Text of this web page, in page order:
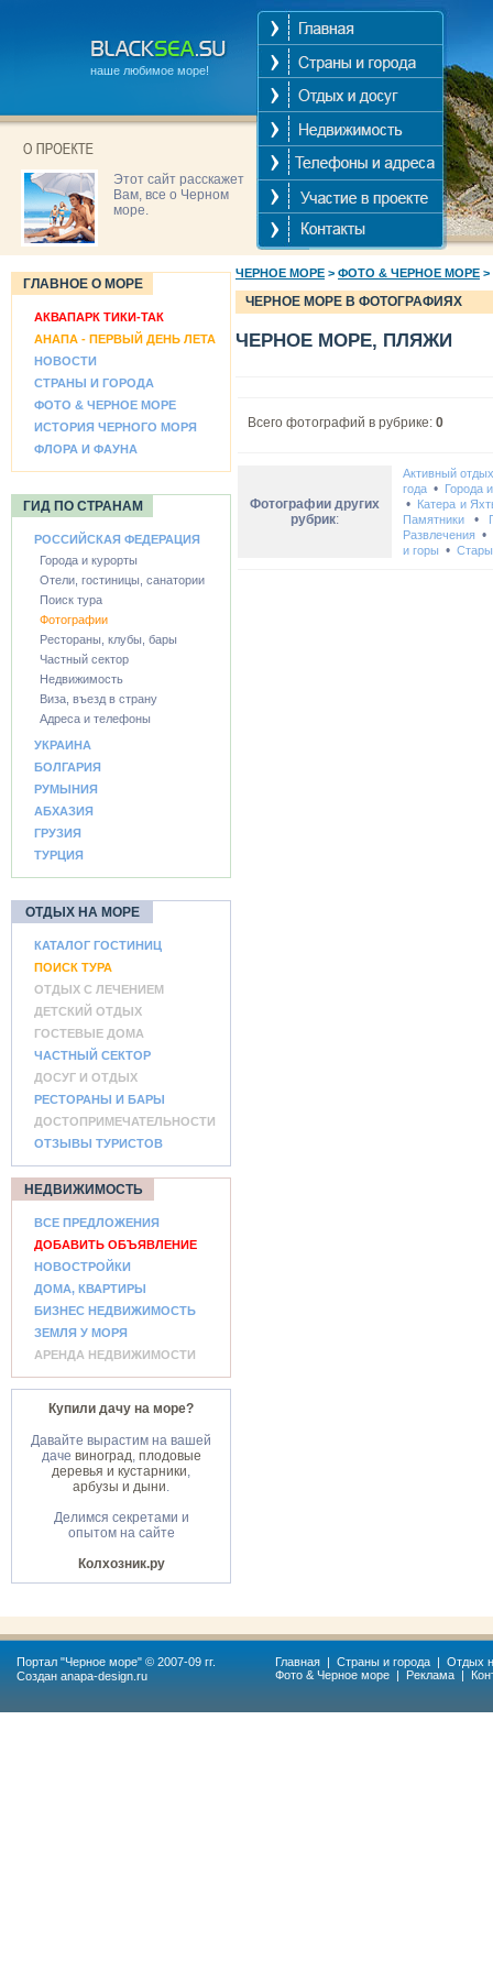
наше любимое море!
Этот сайт расскажет
Вам, все о Черном
море.
ГЛАВНОЕ О МОРЕ
АКВАПАРК ТИКИ-ТАК
АНАПА - ПЕРВЫЙ ДЕНЬ ЛЕТА
НОВОСТИ
СТРАНЫ И ГОРОДА
ФОТО & ЧЕРНОЕ МОРЕ
ИСТОРИЯ ЧЕРНОГО МОРЯ
ФЛОРА И ФАУНА
ГИД ПО СТРАНАМ
РОССИЙСКАЯ ФЕДЕРАЦИЯ
Города и курорты
Отели, гостиницы, санатории
Поиск тура
Фотографии
Рестораны, клубы, бары
Частный сектор
Недвижимость
Виза, въезд в страну
Адреса и телефоны
УКРАИНА
БОЛГАРИЯ
РУМЫНИЯ
АБХАЗИЯ
ГРУЗИЯ
ТУРЦИЯ
ОТДЫХ НА МОРЕ
КАТАЛОГ ГОСТИНИЦ
ПОИСК ТУРА
ОТДЫХ С ЛЕЧЕНИЕМ
ДЕТСКИЙ ОТДЫХ
ГОСТЕВЫЕ ДОМА
ЧАСТНЫЙ СЕКТОР
ДОСУГ И ОТДЫХ
РЕСТОРАНЫ И БАРЫ
ДОСТОПРИМЕЧАТЕЛЬНОСТИ
ОТЗЫВЫ ТУРИСТОВ
НЕДВИЖИМОСТЬ
ВСЕ ПРЕДЛОЖЕНИЯ
ДОБАВИТЬ ОБЪЯВЛЕНИЕ
НОВОСТРОЙКИ
ДОМА, КВАРТИРЫ
БИЗНЕС НЕДВИЖИМОСТЬ
ЗЕМЛЯ У МОРЯ
АРЕНДА НЕДВИЖИМОСТИ
Купили дачу на море?
Давайте вырастим на вашей
даче виноград, плодовые
деревья и кустарники,
арбузы и дыни.
Делимся секретами и
опытом на сайте
Колхозник.ру
ЧЕРНОЕ МОРЕ > ФОТО & ЧЕРНОЕ МОРЕ >
ЧЕРНОЕ МОРЕ В ФОТОГРАФИЯХ
ЧЕРНОЕ МОРЕ, ПЛЯЖИ
Всего фотографий в рубрике: 0
Фотографии других
рубрик:
Активный отдых
года• Города
• Катера и
Памятники•
Развлечения•
и горы •
Портал "Черное море" © 2007-09 гг.
Создан anapa-design.ru
Главная | Страны и города | Отдых
Фото & Черное море | Реклама |